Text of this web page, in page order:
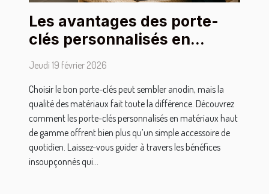
Les avantages des porte-
clés personnalisés en
matériaux de haute qualité
Jeudi 19 février 2026
Choisir le bon porte-clés peut sembler anodin, mais la
qualité des matériaux fait toute la différence. Découvrez
comment les porte-clés personnalisés en matériaux haut
de gamme offrent bien plus qu’un simple accessoire de
quotidien. Laissez-vous guider à travers les bénéfices
insoupçonnés qui...